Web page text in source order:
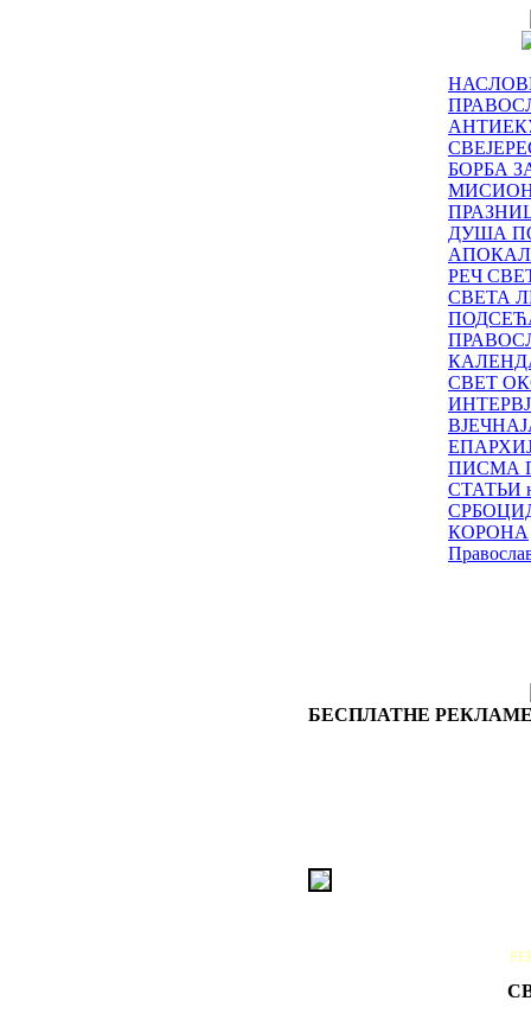
БОРБА
ДУША
РЕЧ
СВЕТА
СВЕТ
ПИСМА
СТАТЬИ
КОРОНА
БЕСПЛАТНЕ